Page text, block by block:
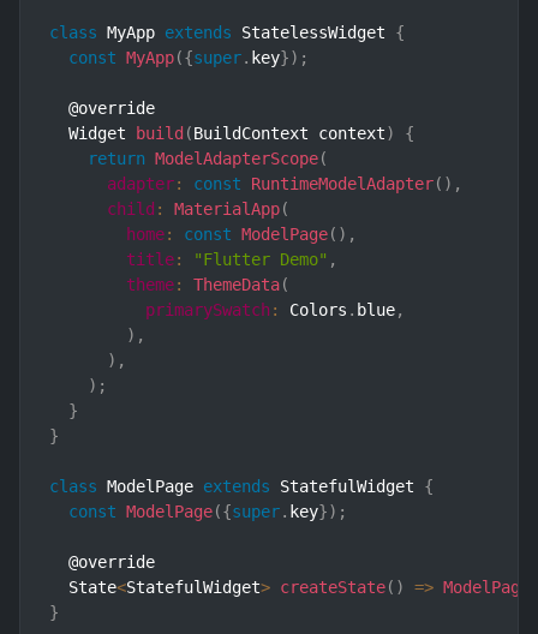
class MyApp extends StatelessWidget
{
const MyApp({super. key}) ;
  @override
  Widget
build (BuildContext context)
{
return ModelAdapterScope(
adapter: const RuntimeModelAdapter( ) ,
child : MaterialApp(
home: const ModelPage( ) ,
title: "Flutter Demo" ,
theme: ThemeData(
primarySwatch : Colors . blue,
) ,
) ,
) ;
}
}
class ModelPage extends StatefulWidget
{
const ModelPage({super. key}) ;
  @override
  State
<StatefulWidget> createState( ) =>
}